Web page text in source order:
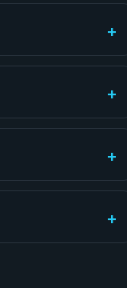
+
+
+
+